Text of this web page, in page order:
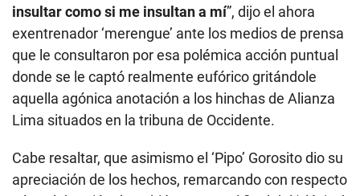
insultar como si me insultan a mí”, dijo el ahora
exentrenador ‘merengue’ ante los medios de prensa
que le consultaron por esa polémica acción puntual
donde se le captó realmente eufórico gritándole
aquella agónica anotación a los hinchas de Alianza
Lima situados en la tribuna de Occidente.
Cabe resaltar, que asimismo el ‘Pipo’ Gorosito dio su
apreciación de los hechos, remarcando con respecto